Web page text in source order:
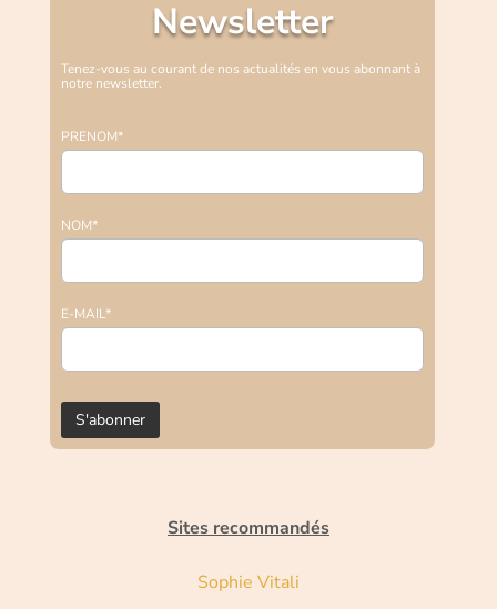
Newsletter
Tenez-vous au courant de nos actualités en vous abonnant à
notre newsletter.
PRENOM*
NOM*
E-MAIL*
Sites recommandés
Sophie Vitali